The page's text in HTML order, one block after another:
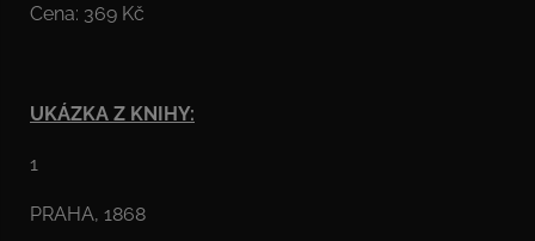
Cena: 369 Kč
UKÁZKA Z KNIHY:
1
PRAHA, 1868